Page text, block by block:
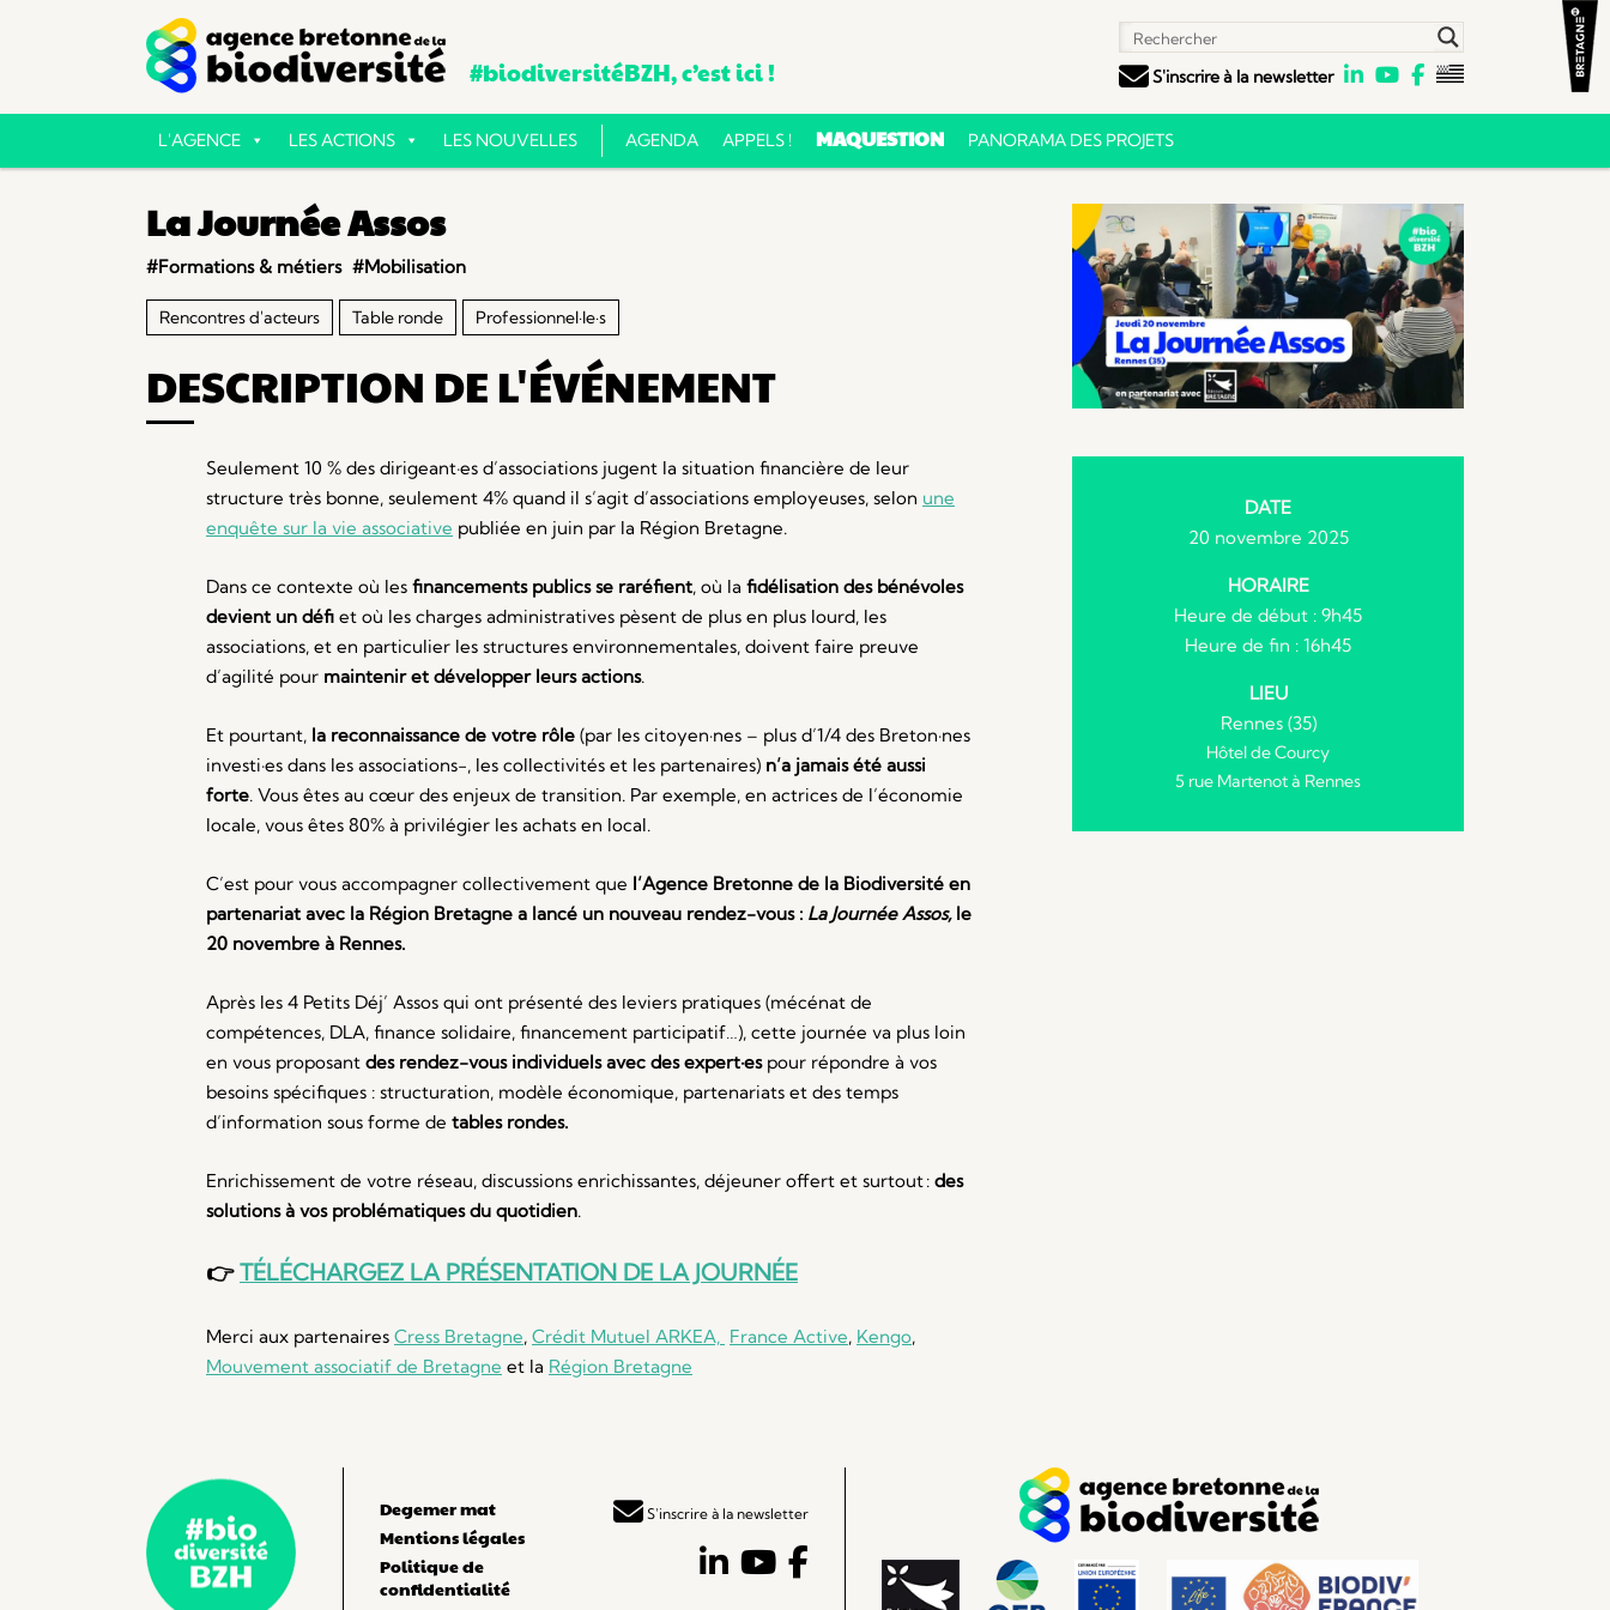
#biodiversitéBZH, c’est ici ! S'inscrire à la newsletter
au
L'AGENCE LES ACTIONS LES NOUVELLES AGENDA APPELS ! MAQUESTION PANORAMA DES PROJETS
La Journée Assos
#Formations & métiers #Mobilisation
Rencontres d'acteurs Table ronde Professionnel·le·s
DESCRIPTION DE L'ÉVÉNEMENT
Seulement 10 % des dirigeant·es d’associations jugent la situation financière de leur
structure très bonne, seulement 4% quand il s’agit d’associations employeuses, selon une
enquête sur la vie associative publiée en juin par la Région Bretagne.
Dans ce contexte où les financements publics se raréfient, où la fidélisation des bénévoles
devient un défi et où les charges administratives pèsent de plus en plus lourd, les
associations, et en particulier les structures environnementales, doivent faire preuve
d’agilité pour maintenir et développer leurs actions.
Et pourtant, la reconnaissance de votre rôle (par les citoyen·nes – plus d’1/4 des Breton·nes
investi·es dans les associations-, les collectivités et les partenaires) n’a jamais été aussi
forte. Vous êtes au cœur des enjeux de transition. Par exemple, en actrices de l’économie
locale, vous êtes 80% à privilégier les achats en local.
C’est pour vous accompagner collectivement que l’Agence Bretonne de la Biodiversité en
partenariat avec la Région Bretagne a lancé un nouveau rendez-vous : La Journée Assos, le
20 novembre à Rennes.
Après les 4 Petits Déj’ Assos qui ont présenté des leviers pratiques (mécénat de
compétences, DLA, finance solidaire, financement participatif…), cette journée va plus loin
en vous proposant des rendez-vous individuels avec des expert·espour répondre à vos
besoins spécifiques : structuration, modèle économique, partenariats et des temps
d’information sous forme de tables rondes.
Enrichissement de votre réseau, discussions enrichissantes, déjeuner offert et surtout : des
solutions à vos problématiques du quotidien.
👉TÉLÉCHARGEZ LA PRÉSENTATION DE LA JOURNÉE
Merci aux partenaires Cress Bretagne, Crédit Mutuel ARKEA, France Active, Kengo,
Mouvement associatif de Bretagne et la Région Bretagne
DATE
20 novembre 2025
HORAIRE
Heure de début : 9h45
Heure de fin : 16h45
LIEU
Rennes (35)
Hôtel de Courcy
5 rue Martenot à Rennes
Degemer mat
Mentions légales
Politique de
confidentialité
S'inscrire à la newsletter